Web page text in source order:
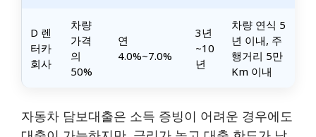
D 렌
터카
회사
차량
가격
의
50%
연
4.0%~7.0%
3년
~10
년
차량 연식 5
년 이내, 주
행거리 5만
Km 이내
자동차 담보대출은 소득 증빙이 어려운 경우에도